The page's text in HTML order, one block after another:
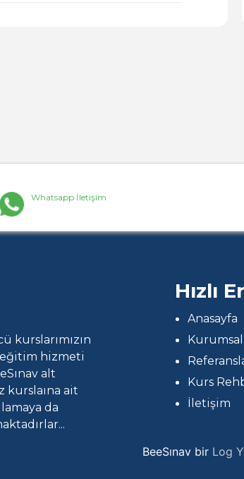
Whatsapp İletişim
kurslarımızın
hizmeti
alt
kurslaına ait
da
Hızlı
Anasayfa
Kurumsal
Kurs
İletişim
BeeSınav bir Log